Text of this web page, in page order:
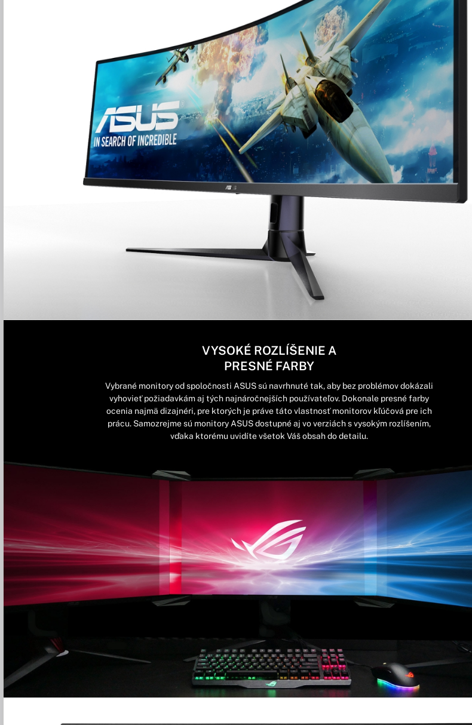
VYSOKÉ ROZLÍŠENIE A
PRESNÉ FARBY
Vybrané monitory od spoločnosti ASUS sú navrhnuté tak, aby bez problémov dokázali
vyhovieť požiadavkám aj tých najnáročnejších používateľov. Dokonale presné farby
ocenia najmä dizajnéri, pre ktorých je práve táto vlastnosť monitorov kľúčová pre ich
prácu. Samozrejme sú monitory ASUS dostupné aj vo verziách s vysokým rozlíšením,
vďaka ktorému uvidíte všetok Váš obsah do detailu.